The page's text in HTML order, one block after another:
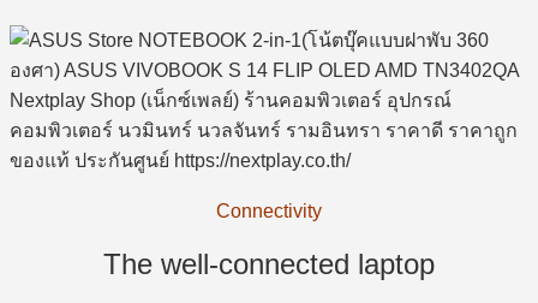
Connectivity
The well-connected laptop